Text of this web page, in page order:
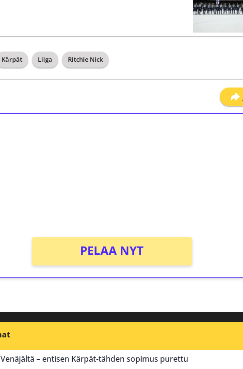
Kärpät Liiga Ritchie Nick
PELAA NYT
– entisen Kärpät-tähden sopimus purettu